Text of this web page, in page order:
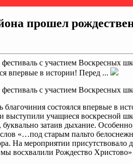
прошел
с участием Воскресных
впервые в истории! Перед ...
с участием Воскресных
состоялся впервые в
учащиеся воскресной
затаив дыхание.
«…под старым пальто
На мероприятии присутствовало
восхвалили Рождество